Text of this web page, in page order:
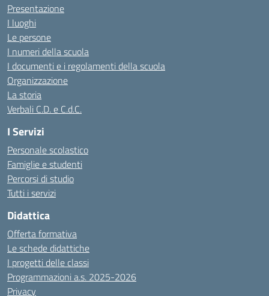
Presentazione
I luoghi
Le persone
I numeri della scuola
I documenti e i regolamenti della scuola
Organizzazione
La storia
Verbali C.D. e C.d.C.
I Servizi
Personale scolastico
Famiglie e studenti
Percorsi di studio
Tutti i servizi
Didattica
Offerta formativa
Le schede didattiche
I progetti delle classi
Programmazioni a.s. 2025-2026
Privacy